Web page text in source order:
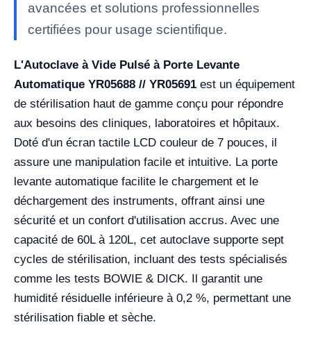
avancées et solutions professionnelles
certifiées pour usage scientifique.
L'Autoclave à Vide Pulsé à Porte Levante
Automatique YR05688 // YR05691 est un équipement
de stérilisation haut de gamme conçu pour répondre
aux besoins des cliniques, laboratoires et hôpitaux.
Doté d'un écran tactile LCD couleur de 7 pouces, il
assure une manipulation facile et intuitive. La porte
levante automatique facilite le chargement et le
déchargement des instruments, offrant ainsi une
sécurité et un confort d'utilisation accrus. Avec une
capacité de 60L à 120L, cet autoclave supporte sept
cycles de stérilisation, incluant des tests spécialisés
comme les tests BOWIE & DICK. Il garantit une
humidité résiduelle inférieure à 0,2 %, permettant une
stérilisation fiable et sèche.